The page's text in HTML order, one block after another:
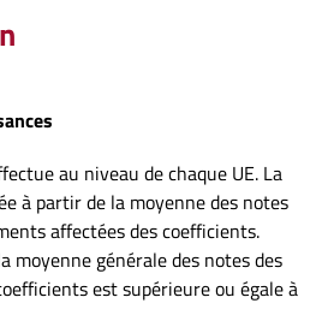
au niveau de chaque UE. La
à partir de la moyenne des notes
affectées des coefficients.
moyenne générale des notes des
est supérieure ou égale à